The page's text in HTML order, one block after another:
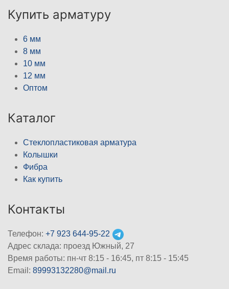
Купить арматуру
6 мм
8 мм
10 мм
12 мм
Оптом
Каталог
Стеклопластиковая арматура
Колышки
Фибра
Как купить
Контакты
Телефон: +7 923 644-95-22
Адрес склада: проезд Южный, 27
Время работы: пн-чт 8:15 - 16:45, пт 8:15 - 15:45
Email: 89993132280@mail.ru